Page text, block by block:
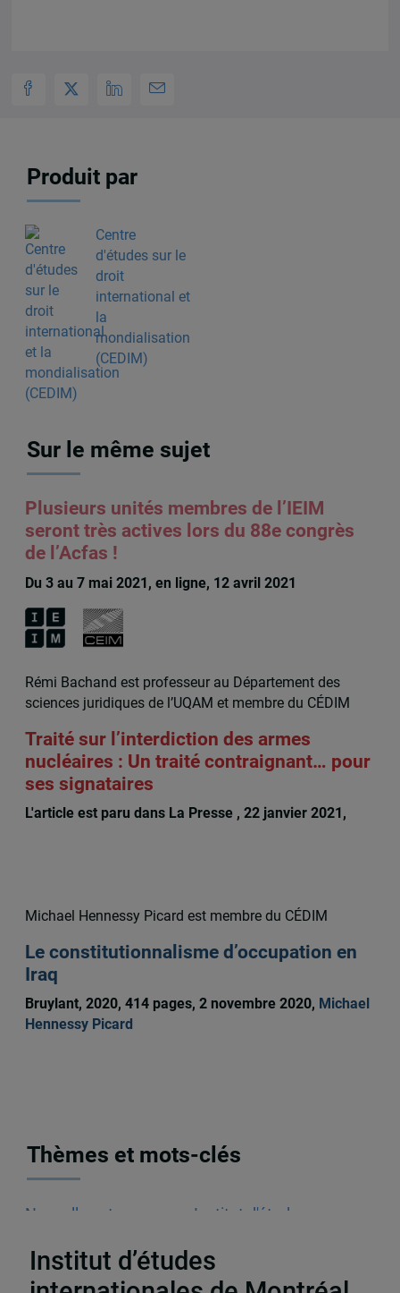
Produit par
Centre
d'études sur le
droit
international et
la
mondialisation
(CEDIM)
Sur le même sujet
Plusieurs unités membres de l’IEIM
seront très actives lors du 88e congrès
de l’Acfas !
Du 3 au 7 mai 2021, en ligne, 12 avril 2021
Rémi Bachand est professeur au Département des
sciences juridiques de l’UQAM et membre du CÉDIM
Traité sur l’interdiction des armes
nucléaires : Un traité contraignant… pour
ses signataires
L'article est paru dans La Presse , 22 janvier 2021,
Michael Hennessy Picard est membre du CÉDIM
Le constitutionnalisme d’occupation en
Iraq
Bruylant, 2020, 414 pages, 2 novembre 2020, Michael
Hennessy Picard
Thèmes et mots-clés
Nouvelles et annonces
Institut d'études
Institut d’études